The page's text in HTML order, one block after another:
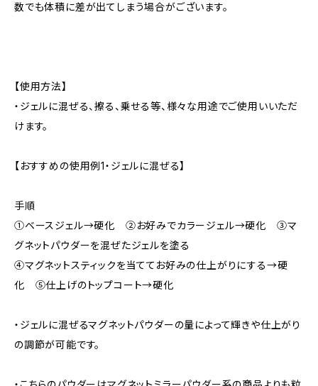
数でも体積に差が出てしまう場合がございます。
【使用方法】
・ジェルに混ぜる、擦る、乗せる等、様々な用途でご使用いいただ
けます。
【おすすめの使用例1・ジェルに混ぜる】
手順
①ベースジェル→硬化 ②お好みでカラージェル→硬化 ③マ
グネットパウダーを混ぜたジェルを塗る
④マグネットスティックを当ててお好みの仕上がりにする→硬
化 ⑤仕上げのトップコート→硬化
・ジェルに混ぜるマグネットパウダーの量によって輝きや仕上がり
の調節が可能です。